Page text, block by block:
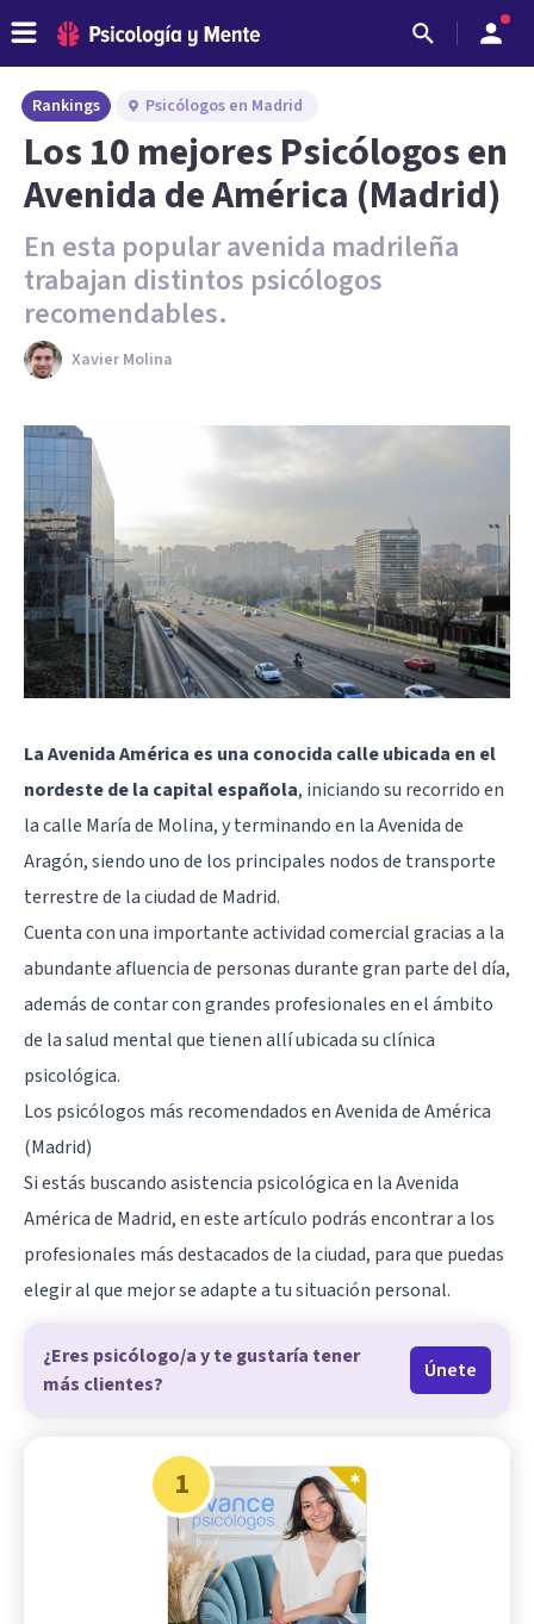
Rankings Psicólogos en Madrid
Los 10 mejores Psicólogos en
Avenida de América (Madrid)
En esta popular avenida madrileña
trabajan distintos psicólogos
recomendables.
Xavier Molina
La Avenida América es una conocida calle ubicada en el
nordeste de la capital española, iniciando su recorrido en
la calle María de Molina, y terminando en la Avenida de
Aragón, siendo uno de los principales nodos de transporte
terrestre de la ciudad de Madrid.
Cuenta con una importante actividad comercial gracias a la
abundante afluencia de personas durante gran parte del día,
además de contar con grandes profesionales en el ámbito
de la salud mental que tienen allí ubicada su clínica
psicológica.
Los psicólogos más recomendados en Avenida de América
(Madrid)
Si estás buscando asistencia psicológica en la Avenida
América de Madrid, en este artículo podrás encontrar a los
profesionales más destacados de la ciudad, para que puedas
elegir al que mejor se adapte a tu situación personal.
¿Eres psicólogo/a y te gustaría tener
más clientes?
Únete
1